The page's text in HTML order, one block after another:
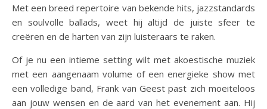
Met een breed repertoire van bekende hits, jazzstandards
en soulvolle ballads, weet hij altijd de juiste sfeer te
creëren en de harten van zijn luisteraars te raken.
Of je nu een intieme setting wilt met akoestische muziek
met een aangenaam volume of een energieke show met
een volledige band, Frank van Geest past zich moeiteloos
aan jouw wensen en de aard van het evenement aan. Hij